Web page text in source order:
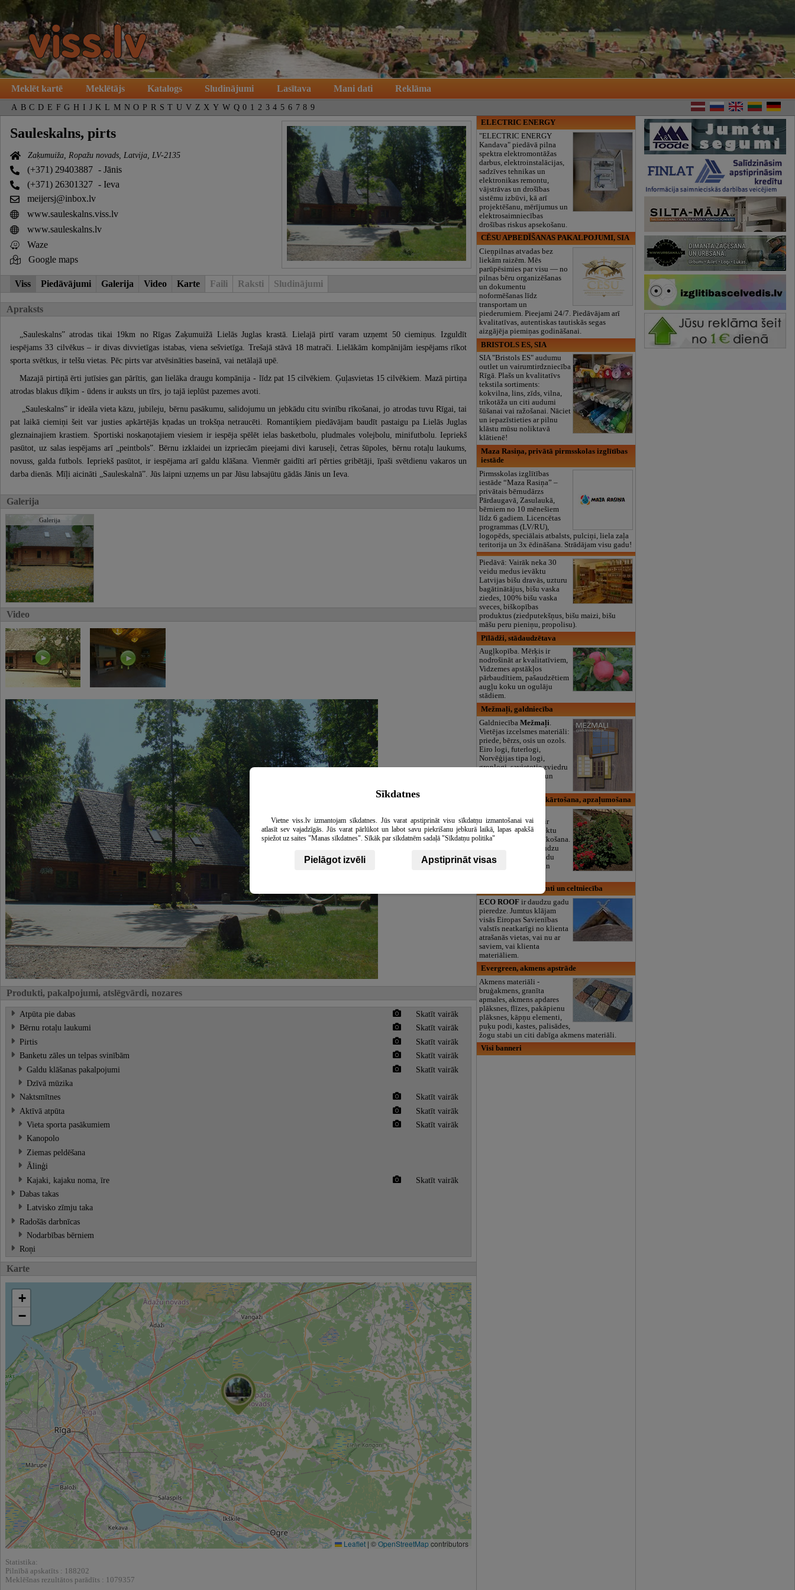
Meklēt kartē Meklētājs Katalogs Sludinājumi Lasītava Mani dati Reklāma
A B C D E F G H I J K L M N O P R S T U V Z X Y W Q 0 1 2 3 4 5 6 7 8 9
Sauleskalns, pirts
Zaķumuiža, Ropažu novads, Latvija, LV-2135
(+371) 29403887 - Jānis
(+371) 26301327 - Ieva
meijersj@inbox.lv
www.sauleskalns.viss.lv
www.sauleskalns.lv
Waze
Google maps
Viss Piedāvājumi Galerija Video Karte Faili Raksti Sludinājumi
Apraksts
„Sauleskalns” atrodas tikai 19km no Rīgas Zaķumuižā Lielās Juglas krastā. Lielajā pirtī varam uzņemt 50 ciemiņus. Izguldīt
iespējams 33 cilvēkus – ir divas divvietīgas istabas, viena sešvietīga. Trešajā stāvā 18 matrači. Lielākām kompānijām iespējams rīkot
sporta svētkus, ir telšu vietas. Pēc pirts var atvēsināties baseinā, vai netālajā upē.
Mazajā pirtiņā ērti jutīsies gan pārītis, gan lielāka draugu kompānija - līdz pat 15 cilvēkiem. Ģuļasvietas 15 cilvēkiem. Mazā pirtiņa
atrodas blakus dīķim - ūdens ir auksts un tīrs, jo tajā ieplūst pazemes avoti.
„Sauleskalns” ir ideāla vieta kāzu, jubileju, bērnu pasākumu, salidojumu un jebkādu citu svinību rīkošanai, jo atrodas tuvu Rīgai, tai
pat laikā ciemiņi šeit var justies apkārtējās kņadas un trokšņa netraucēti. Romantiķiem piedāvājam baudīt pastaigu pa Lielās Juglas
gleznainajiem krastiem. Sportiski noskaņotajiem viesiem ir iespēja spēlēt ielas basketbolu, pludmales volejbolu, minifutbolu. Iepriekš
pasūtot, uz salas iespējams arī „peintbols”. Bērnu izklaidei un izpriecām pieejami divi karuseļi, četras šūpoles, bērnu rotaļu laukums,
novuss, galda futbols. Iepriekš pasūtot, ir iespējama arī galdu klāšana. Vienmēr gaidīti arī pērties gribētāji, īpaši svētdienu vakaros un
darba dienās. Mīļi aicināti „Sauleskalnā”. Jūs laipni uzņems un par Jūsu labsajūtu gādās Jānis un Ieva.
Galerija
Galerija
Video
Produkti, pakalpojumi, atslēgvārdi, nozares
Atpūta pie dabas
Skatīt vairāk
Bērnu rotaļu laukumi
Skatīt vairāk
Pirtis
Skatīt vairāk
Banketu zāles un telpas svinībām
Skatīt vairāk
Galdu klāšanas pakalpojumi
Skatīt vairāk
Dzīvā mūzika
Naktsmītnes
Skatīt vairāk
Aktīvā atpūta
Skatīt vairāk
Vieta sporta pasākumiem
Skatīt vairāk
Kanopolo
Ziemas peldēšana
Ālinģi
Kajaki, kajaku noma, īre
Skatīt vairāk
Dabas takas
Latvisko zīmju taka
Radošās darbnīcas
Nodarbības bērniem
Roņi
Karte
+
−
Leaflet | ©OpenStreetMapcontributors
Statistika:
Pilnībā apskatīts : 188202
Meklēšnas rezultātos parādīts : 1079357
ELECTRIC ENERGY
"ELECTRIC ENERGY
Kandava" piedāvā pilna
spektra elektromontāžas
darbus, elektroinstalācijas,
sadzīves tehnikas un
elektronikas remontu,
vājstrāvas un drošības
sistēmu izbūvi, kā arī
projektēšanu, mērījumus un
elektrosaimniecības
drošības riskus apsekošanu.
CĒSU APBEDĪŠANAS PAKALPOJUMI, SIA
Cieņpilnas atvadas bez
liekām raizēm. Mēs
parūpēsimies par visu — no
pilnas bēru organizēšanas
un dokumentu
noformēšanas līdz
transportam un
piederumiem. Pieejami 24/7. Piedāvājam arī
kvalitatīvas, autentiskas tautiskās segas
aizgājēja piemiņas godināšanai.
BRISTOLS ES, SIA
SIA "Bristols ES" audumu
outlet un vairumtirdzniecība
Rīgā. Plašs un kvalitatīvs
tekstila sortiments:
kokvilna, lins, zīds, vilna,
trikotāža un citi audumi
šūšanai vai ražošanai. Nāciet
un iepazīstieties ar pilnu
klāstu mūsu noliktavā
klātienē!
Maza Rasiņa, privātā pirmsskolas izglītības
iestāde
Pirmsskolas izglītības
iestāde “Maza Rasiņa” –
privātais bērnudārzs
Pārdaugavā, Zasulaukā,
bērniem no 10 mēnešiem
līdz 6 gadiem. Licencētas
programmas (LV/RU),
logopēds, speciālais atbalsts, pulciņi, liela zaļa
teritorija un 3x ēdināšana. Strādājam visu gadu!
Piedāvā: Vairāk neka 30
veidu medus ievāktu
Latvijas bišu dravās, uzturu
bagātinātājus, bišu vaska
ziedes, 100% bišu vaska
sveces, biškopības
produktus (ziedputekšņus, bišu maizi, bišu
māšu peru pieniņu, propolisu).
Pīlādži, stādaudzētava
Augļkopība. Mērķis ir
nodrošināt ar kvalitatīviem,
Vidzemes apstākļos
pārbaudītiem, pašaudzētiem
augļu koku un ogulāju
stādiem.
Mežmaļi, galdniecība
GaldniecībaMežmaļi
Vietējas izcelsmes materiāli:
priede, bērzs, osis un ozols.
Eiro logi, futerlogi,
Norvēģijas tipa logi,
groplogi, savietotie zviedru
tipa logi. Iekšdurvis un
Virškalni, ZS, labiekārtošana, apzaļumošana
pamatnodarbošanās ir
apzaļumošanas projektu
izstrāde un dārzu ierīkošana.
Tāpat arī rožu un daudzu
citu pašu audzētu stādu
vairumtirdzniecība un
Eco Roof niedru jumti un celtniecība
ECO ROOF ir daudzu gadu
pieredze. Jumtus klājam
visās Eiropas Savienības
valstīs neatkarīgi no klienta
atrašanās vietas, vai nu ar
saviem, vai klienta
materiāliem.
Evergreen, akmens apstrāde
Akmens materiāli -
bruģakmens, granīta
apmales, akmens apdares
plāksnes, flīzes, pakāpienu
plāksnes, kāpņu elementi,
puķu podi, kastes, palisādes,
žogu stabi un citi dabīga akmens materiāli.
Visi banneri
Sīkdatnes
Vietne viss.lv izmantojam sīkdatnes. Jūs varat apstiprināt visu sīkdatņu izmantošanai vai
atlasīt sev vajadzīgās. Jūs varat pārlūkot un labot savu piekrišanu jebkurā laikā, lapas apakšā
spiežot uz saites "Manas sīkdatnes". Sīkāk par sīkdatnēm sadaļā "Sīkdatņu politika"
Pielāgot izvēli Apstiprināt visas